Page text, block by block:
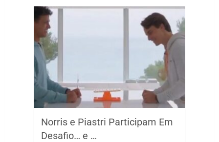
Norris e Piastri Participam Em
Desafio… e …